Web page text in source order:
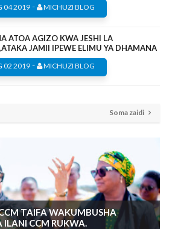
04 2019- MICHUZI BLOG
ATOA AGIZO KWA JESHI LA
JAMII IPEWE ELIMU YA DHAMANA
02 2019- MICHUZI BLOG
Soma zaidi
TAIFA WAKUMBUSHA
ILANI CCM RUKWA.